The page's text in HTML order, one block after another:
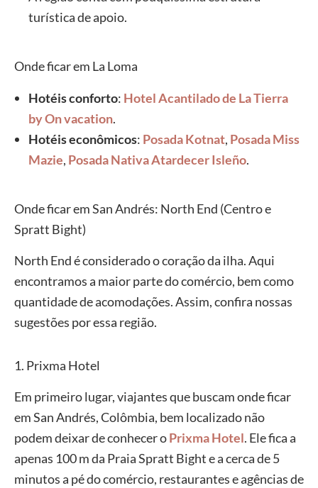
turística de apoio.
Onde ficar em La Loma
Hotéis conforto: Hotel Acantilado de La Tierra
by On vacation.
Hotéis econômicos: Posada Kotnat, Posada Miss
Mazie, Posada Nativa Atardecer Isleño.
Onde ficar em San Andrés: North End (Centro e
Spratt Bight)
North End é considerado o coração da ilha. Aqui
encontramos a maior parte do comércio, bem como
quantidade de acomodações. Assim, confira nossas
sugestões por essa região.
1. Prixma Hotel
Em primeiro lugar, viajantes que buscam onde ficar
em San Andrés, Colômbia, bem localizado não
podem deixar de conhecer oPrixma Hotel. Ele fica a
apenas 100 m da Praia Spratt Bight e a cerca de 5
minutos a pé do comércio, restaurantes e agências de